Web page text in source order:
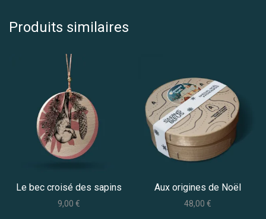
Produits similaires
Le bec croisé des sapins
9,00 €
Aux origines de Noël
48,00 €